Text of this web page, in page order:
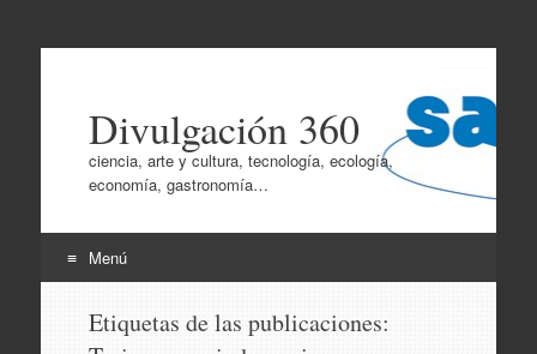
Divulgación 360
ciencia, arte y cultura, tecnología, ecología,
economía, gastronomía…
Menú
Etiquetas de las publicaciones: